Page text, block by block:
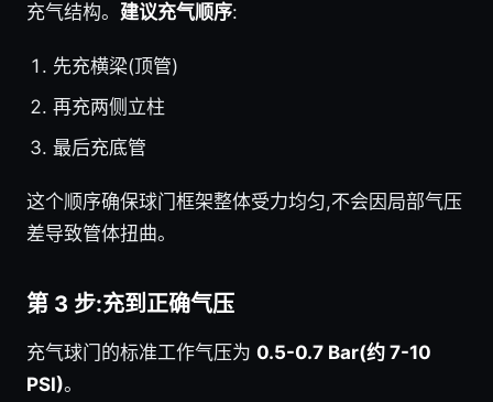
充气结构。 建议充气顺序:
先充横梁(顶管)
再充两侧立柱
最后充底管
这个顺序确保球门框架整体受力均匀,不会因局部气压
差导致管体扭曲。
第 3 步:充到正确气压
充气球门的标准工作气压为 0.5-0.7 Bar(约 7-10
PSI)。